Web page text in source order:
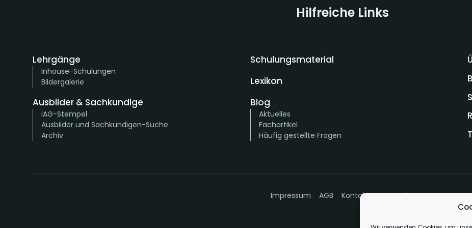
Hilfreiche Links
Lehrgänge
Inhouse-Schulungen
Bildergalerie
Ausbilder & Sachkundige
IAG-Stempel
Ausbilder und Sachkundigen-Suche
Archiv
Schulungsmaterial
Lexikon
Blog
Aktuelles
Fachartikel
Häufig gestellte Fragen
Impressum AGB Kontakt Datenschutz